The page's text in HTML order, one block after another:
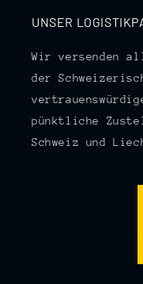
UNSER
Wir versenden
der
pünktliche
Schweiz und